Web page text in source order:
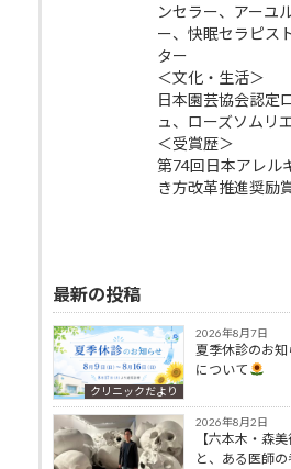
ンセラー、アーユ
ー、快眠セラピス
ター
＜文化・生活＞
日本園芸協会認定
ュ、ローズソムリ
＜受賞歴＞
第74回日本アレル
き方改革推進奨励
最新の投稿
クリニックだより
2026年8月7日
夏季休診のお
について
2026年8月2日
【六本木・森
と、ある医師